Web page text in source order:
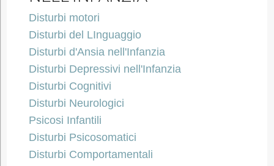
Disturbi motori
Disturbi del LInguaggio
Disturbi d'Ansia nell'Infanzia
Disturbi Depressivi nell'Infanzia
Disturbi Cognitivi
Disturbi Neurologici
Psicosi Infantili
Disturbi Psicosomatici
Disturbi Comportamentali